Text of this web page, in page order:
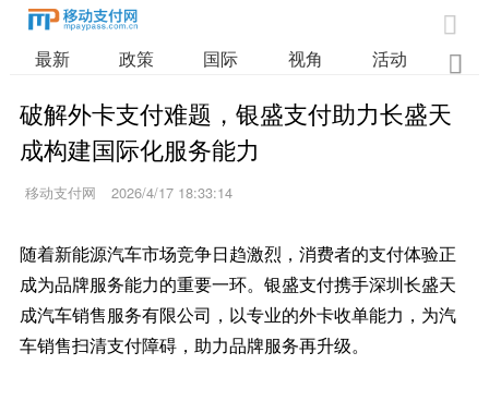

最新 政策 国际 视角 活动 业

破解外卡支付难题，银盛支付助力长盛天
成构建国际化服务能力
移动支付网 2026/4/17 18:33:14
随着新能源汽车市场竞争日趋激烈，消费者的支付体验正
成为品牌服务能力的重要一环。银盛支付携手深圳长盛天
成汽车销售服务有限公司，以专业的外卡收单能力，为汽
车销售扫清支付障碍，助力品牌服务再升级。